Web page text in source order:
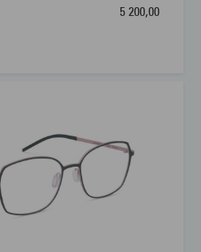
5 200,00